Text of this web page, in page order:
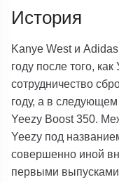
История
Kanye West и
году после того,
сотрудничество
году, а в
Yeezy Boost 350.
Yeezy под
совершенно иной
первыми выпусками